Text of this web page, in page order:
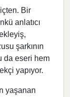
Bir
anlatıcı
şarkının
da eseri hem
yapıyor.
yaşanan